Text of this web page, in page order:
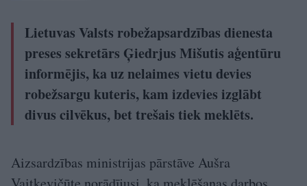
Lietuvas Valsts robežapsardzības dienesta
preses sekretārs Ģiedrjus Mišutis aģentūru
informējis, ka uz nelaimes vietu devies
robežsargu kuteris, kam izdevies izglābt
divus cilvēkus, bet trešais tiek meklēts.
Aizsardzības ministrijas pārstāve Aušra